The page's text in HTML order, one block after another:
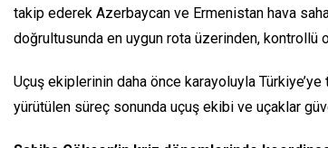
takip ederek Azerbaycan ve Ermenistan hava
doğrultusunda en uygun rota üzerinden, kontrollü
Uçuş ekiplerinin daha önce karayoluyla
yürütülen süreç sonunda uçuş ekibi ve uçaklar